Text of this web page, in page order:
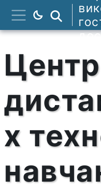
Перейти до
Бокова
Пошук
Центр
х